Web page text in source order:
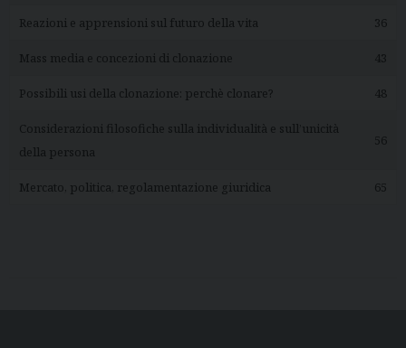
Reazioni e apprensioni sul futuro della vita 36
Mass media e concezioni di clonazione 43
Possibili usi della clonazione: perchè clonare? 48
Considerazioni filosofiche sulla individualità e sull’unicità
della persona
56
Mercato, politica, regolamentazione giuridica 65